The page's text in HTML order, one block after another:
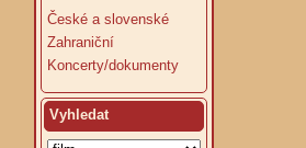
České a slovenské
Zahraniční
Koncerty/dokumenty
Vyhledat